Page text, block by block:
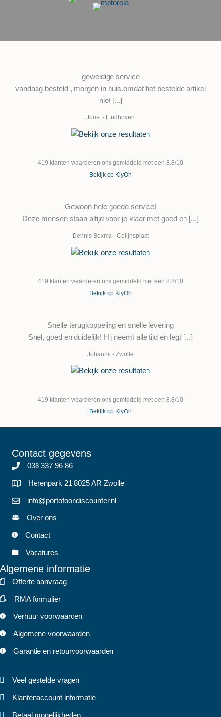
geweldige service
vandaag besteld , morgen in huis.omdat het bestelde artikel
niet [...]
Joost - Eindhoven
419 klanten waarderen ons gemiddeld met een 8.8/10
Bekijk op KiyOh
Gewoon hele goede service!
Deze mensen staan altijd voor je klaar met goed en [...]
Dennis Boxma - Colijnsplaat
419 klanten waarderen ons gemiddeld met een 8.8/10
Bekijk op KiyOh
Snelle terugkoppeling en snelle levering
Snel, goed en duidelijk! Hij neemt alle tijd en legt [...]
Johanna - Zwolle
419 klanten waarderen ons gemiddeld met een 8.8/10
Bekijk op KiyOh
Contact gegevens
038 337 96 86
Herenpark 21 8025 AR Zwolle
info@portofoondiscounter.nl
Over ons
Contact
Vacatures
Algemene informatie
Offerte aanvraag
RMA formulier
Verhuur voorwaarden
Algemene voorwaarden
Garantie en retourvoorwaarden
Veel gestelde vragen
Klantenaccount informatie
Betaal mogelijkheden